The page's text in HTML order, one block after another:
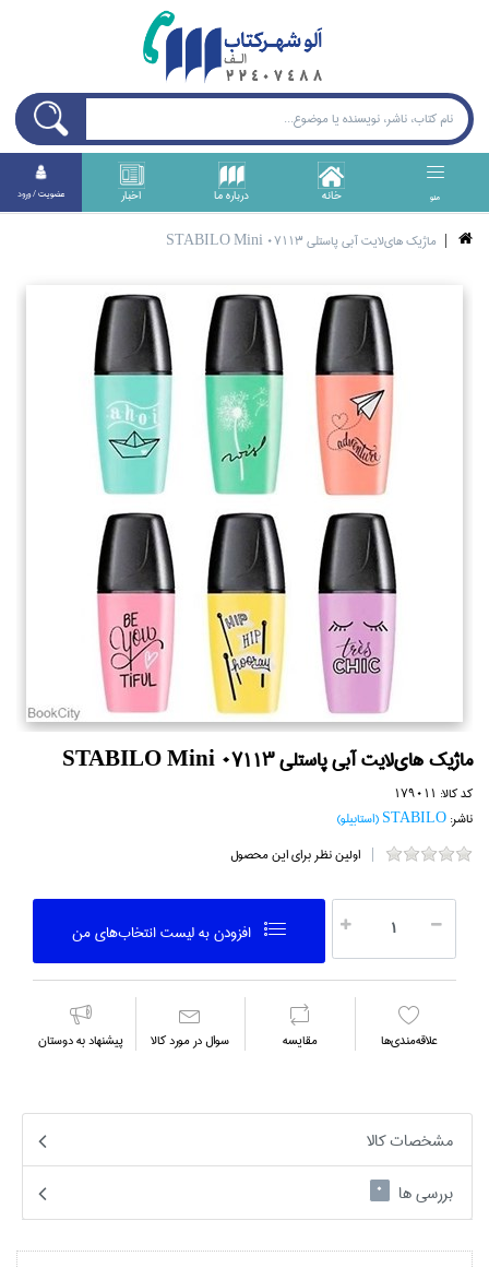
منو خانه درباره ما اخبار عضويت / ورود
ماژيك هاي‌لايت آبي پاستلي STABILO Mini 07113
ماژيك هاي‌لايت آبي پاستلي STABILO Mini 07113
کد کالا: 179011
ناشر:STABILO (استابيلو)
اولین نظر برای این محصول
افزودن به ليست انتخاب‌هاي من
علاقه‌مندي‌ها مقايسه سوال در مورد كالا پیشنهاد به دوستان
مشخصات کالا
بررسی ها
0